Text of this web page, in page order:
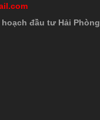
hoạch đầu tư Hải Phòng